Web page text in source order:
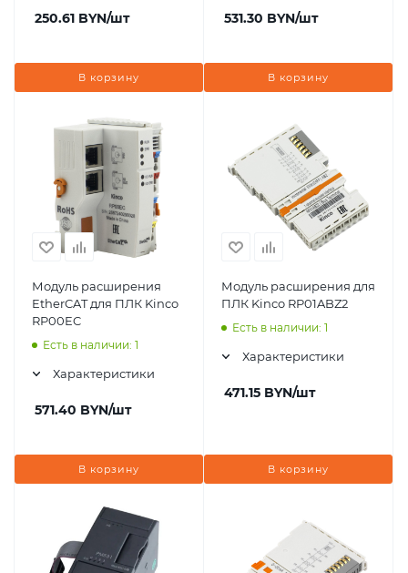
250.61 BYN/шт
В корзину
531.30 BYN/шт
В корзину
Модуль расширения
EtherCAT для ПЛК Kinco
RP00EC
Есть в наличии: 1
Характеристики
571.40 BYN/шт
В корзину
Модуль расширения для
ПЛК Kinco RP01ABZ2
Есть в наличии: 1
Характеристики
471.15 BYN/шт
В корзину